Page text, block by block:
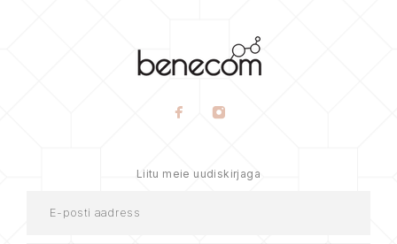
Liitu meie uudiskirjaga